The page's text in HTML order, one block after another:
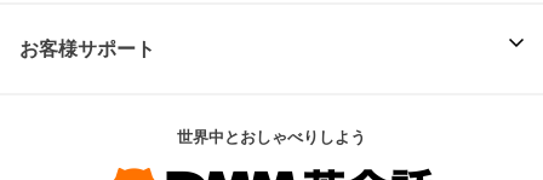
お客様サポート
世界中とおしゃべりしよう